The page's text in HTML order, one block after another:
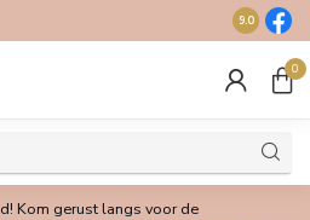
Gratis
9.0
0
Kom gerust langs voor de